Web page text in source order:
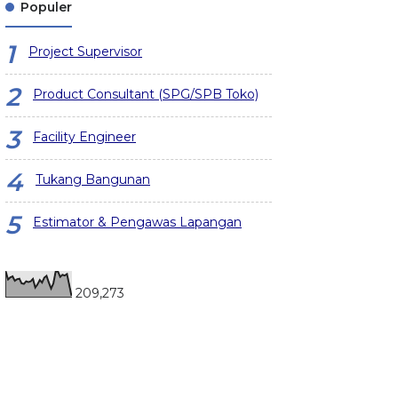
Populer
Project Supervisor
Product Consultant (SPG/SPB Toko)
Facility Engineer
Tukang Bangunan
Estimator & Pengawas Lapangan
209,273